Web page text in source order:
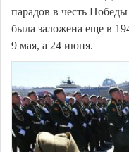
парадов в честь
была заложена еще в
9 мая, а 24 июня.